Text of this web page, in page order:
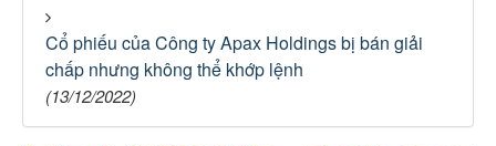
Cổ phiếu của Công ty Apax Holdings bị bán giải
chấp nhưng không thể khớp lệnh
(13/12/2022)